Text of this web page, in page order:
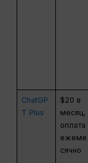
ChatGP
T Plus
$20 в
месяц,
оплата
ежеме
сячно